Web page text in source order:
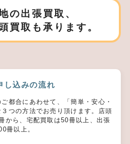
の出張買取、
買取も承ります。
し込みの流れ
都合にあわせて、「簡単・安心・
つの方法でお売り頂けます。店頭
から、宅配買取は50冊以上、出張
冊以上。